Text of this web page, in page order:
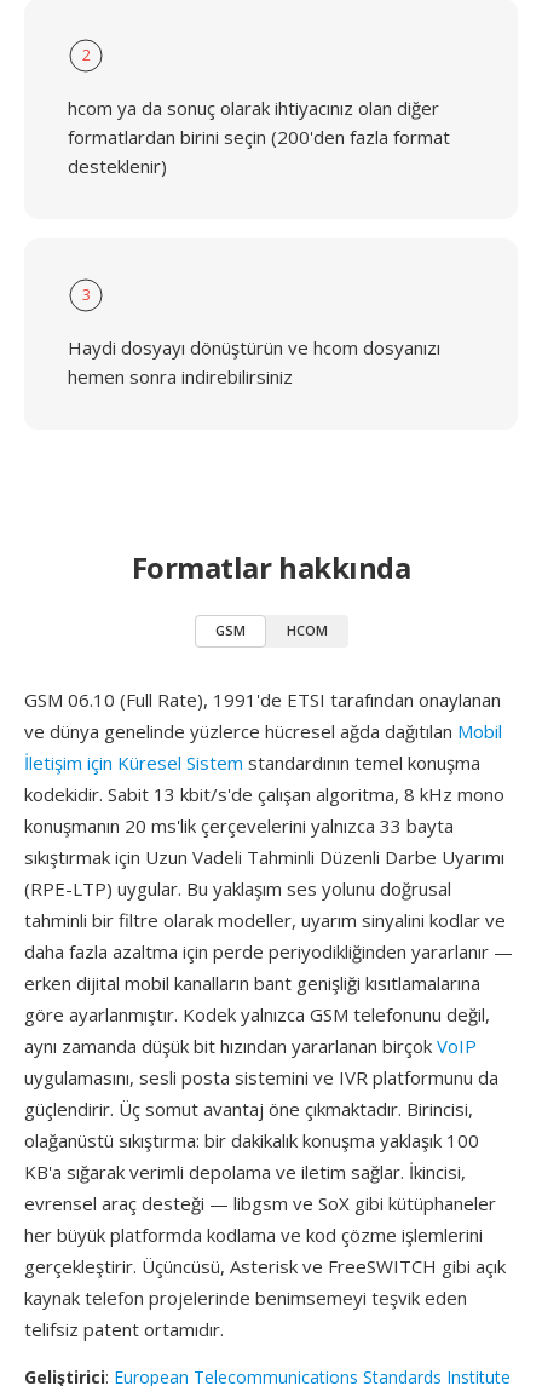
2
hcom ya da sonuç olarak ihtiyacınız olan diğer
formatlardan birini seçin (200'den fazla format
desteklenir)
3
Haydi dosyayı dönüştürün ve hcom dosyanızı
hemen sonra indirebilirsiniz
Formatlar hakkında
GSM HCOM
GSM 06.10 (Full Rate), 1991'de ETSI tarafından onaylanan
ve dünya genelinde yüzlerce hücresel ağda dağıtılan Mobil
İletişim için Küresel Sistem standardının temel konuşma
kodekidir. Sabit 13 kbit/s'de çalışan algoritma, 8 kHz mono
konuşmanın 20 ms'lik çerçevelerini yalnızca 33 bayta
sıkıştırmak için Uzun Vadeli Tahminli Düzenli Darbe Uyarımı
(RPE-LTP) uygular. Bu yaklaşım ses yolunu doğrusal
tahminli bir filtre olarak modeller, uyarım sinyalini kodlar ve
daha fazla azaltma için perde periyodikliğinden yararlanır —
erken dijital mobil kanalların bant genişliği kısıtlamalarına
göre ayarlanmıştır. Kodek yalnızca GSM telefonunu değil,
aynı zamanda düşük bit hızından yararlanan birçok VoIP
uygulamasını, sesli posta sistemini ve IVR platformunu da
güçlendirir. Üç somut avantaj öne çıkmaktadır. Birincisi,
olağanüstü sıkıştırma: bir dakikalık konuşma yaklaşık 100
KB'a sığarak verimli depolama ve iletim sağlar. İkincisi,
evrensel araç desteği — libgsm ve SoX gibi kütüphaneler
her büyük platformda kodlama ve kod çözme işlemlerini
gerçekleştirir. Üçüncüsü, Asterisk ve FreeSWITCH gibi açık
kaynak telefon projelerinde benimsemeyi teşvik eden
telifsiz patent ortamıdır.
Geliştirici: European Telecommunications Standards Institute